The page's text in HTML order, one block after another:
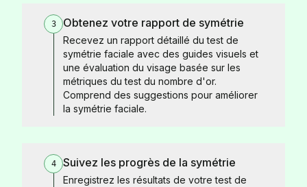
3 Obtenez votre rapport de symétrie
Recevez un rapport détaillé du test de
symétrie faciale avec des guides visuels et
une évaluation du visage basée sur les
métriques du test du nombre d'or.
Comprend des suggestions pour améliorer
la symétrie faciale.
4 Suivez les progrès de la symétrie
Enregistrez les résultats de votre test de